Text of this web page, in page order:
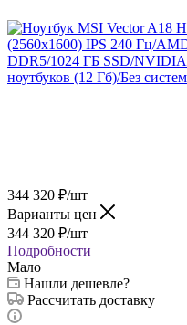
344 320 ₽/шт
Варианты цен
344 320 ₽/шт
Подробности
Мало
Нашли дешевле?
Рассчитать доставку